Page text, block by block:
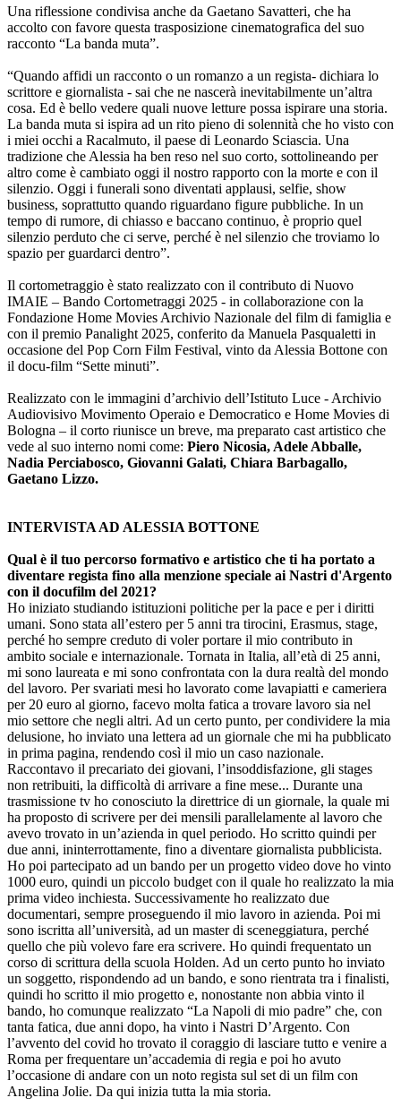
Una riflessione condivisa anche da Gaetano Savatteri, che ha
accolto con favore questa trasposizione cinematografica del suo
racconto “La banda muta”.
“Quando affidi un racconto o un romanzo a un regista- dichiara lo
scrittore e giornalista - sai che ne nascerà inevitabilmente un’altra
cosa. Ed è bello vedere quali nuove letture possa ispirare una storia.
La banda muta si ispira ad un rito pieno di solennità che ho visto con
i miei occhi a Racalmuto, il paese di Leonardo Sciascia. Una
tradizione che Alessia ha ben reso nel suo corto, sottolineando per
altro come è cambiato oggi il nostro rapporto con la morte e con il
silenzio. Oggi i funerali sono diventati applausi, selfie, show
business, soprattutto quando riguardano figure pubbliche. In un
tempo di rumore, di chiasso e baccano continuo, è proprio quel
silenzio perduto che ci serve, perché è nel silenzio che troviamo lo
spazio per guardarci dentro”.
Il cortometraggio è stato realizzato con il contributo di Nuovo
IMAIE – Bando Cortometraggi 2025 - in collaborazione con la
Fondazione Home Movies Archivio Nazionale del film di famiglia e
con il premio Panalight 2025, conferito da Manuela Pasqualetti in
occasione del Pop Corn Film Festival, vinto da Alessia Bottone con
il docu-film “Sette minuti”.
Realizzato con le immagini d’archivio dell’Istituto Luce - Archivio
Audiovisivo Movimento Operaio e Democratico e Home Movies di
Bologna – il corto riunisce un breve, ma preparato cast artistico che
vede al suo interno nomi come: Piero Nicosia, Adele Abballe,
Nadia Perciabosco, Giovanni Galati, Chiara Barbagallo,
Gaetano Lizzo.
INTERVISTA AD ALESSIA BOTTONE
Qual è il tuo percorso formativo e artistico che ti ha portato a
diventare regista fino alla menzione speciale ai Nastri d'Argento
con il docufilm del 2021?
Ho iniziato studiando istituzioni politiche per la pace e per i diritti
umani. Sono stata all’estero per 5 anni tra tirocini, Erasmus, stage,
perché ho sempre creduto di voler portare il mio contributo in
ambito sociale e internazionale. Tornata in Italia, all’età di 25 anni,
mi sono laureata e mi sono confrontata con la dura realtà del mondo
del lavoro. Per svariati mesi ho lavorato come lavapiatti e cameriera
per 20 euro al giorno, facevo molta fatica a trovare lavoro sia nel
mio settore che negli altri. Ad un certo punto, per condividere la mia
delusione, ho inviato una lettera ad un giornale che mi ha pubblicato
in prima pagina, rendendo così il mio un caso nazionale.
Raccontavo il precariato dei giovani, l’insoddisfazione, gli stages
non retribuiti, la difficoltà di arrivare a fine mese... Durante una
trasmissione tv ho conosciuto la direttrice di un giornale, la quale mi
ha proposto di scrivere per dei mensili parallelamente al lavoro che
avevo trovato in un’azienda in quel periodo. Ho scritto quindi per
due anni, ininterrottamente, fino a diventare giornalista pubblicista.
Ho poi partecipato ad un bando per un progetto video dove ho vinto
1000 euro, quindi un piccolo budget con il quale ho realizzato la mia
prima video inchiesta. Successivamente ho realizzato due
documentari, sempre proseguendo il mio lavoro in azienda. Poi mi
sono iscritta all’università, ad un master di sceneggiatura, perché
quello che più volevo fare era scrivere. Ho quindi frequentato un
corso di scrittura della scuola Holden. Ad un certo punto ho inviato
un soggetto, rispondendo ad un bando, e sono rientrata tra i finalisti,
quindi ho scritto il mio progetto e, nonostante non abbia vinto il
bando, ho comunque realizzato “La Napoli di mio padre” che, con
tanta fatica, due anni dopo, ha vinto i Nastri D’Argento. Con
l’avvento del covid ho trovato il coraggio di lasciare tutto e venire a
Roma per frequentare un’accademia di regia e poi ho avuto
l’occasione di andare con un noto regista sul set di un film con
Angelina Jolie. Da qui inizia tutta la mia storia.